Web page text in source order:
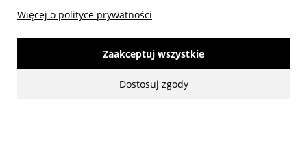
Więcej o polityce prywatności
Dostosuj zgody
Zaakceptuj wszystkie